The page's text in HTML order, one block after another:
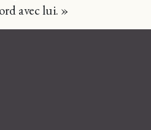
avec lui. »